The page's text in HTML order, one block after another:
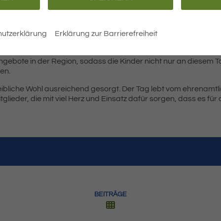
in der Region, sodass die Kinder nicht nur an diesem
Wohl ausreichend gesorgt. Der Tag lebt vom
die mit viel Herz und Einsatz dafür sorgen, dass es für
BEITRÄGE
Erklärung zur Barrierefreiheit